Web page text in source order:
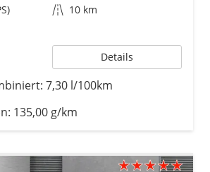
Kilometerstand 10 km
Details
7,30 l/100km
135,00 g/km